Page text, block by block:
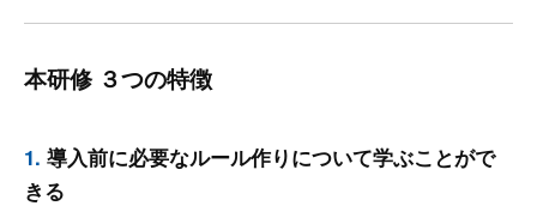
本研修 ３つの特徴
1. 導入前に必要なルール作りについて学ぶことがで
きる